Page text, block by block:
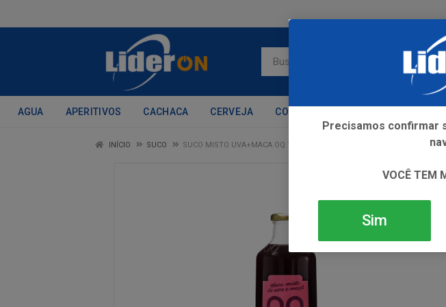
AGUA APERITIVOS CACHACA CERVEJA CONHAQUE
INÍCIO SUCO SUCO MISTO UVA+MACA OQ 1L
Precisamos confirmar
VOCÊ TEM
Sim